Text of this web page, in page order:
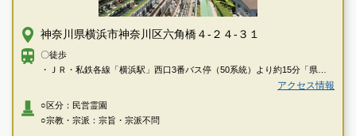
神奈川県横浜市神奈川区六角橋４-２４-３１
〇徒歩
・ＪＲ・私鉄各線「横浜駅」西口3番バス停（50系統）より約15分「県営
・東急東横線「反町駅」より徒歩で約17分
〇車
アクセス情報
○区分：民営霊園
○宗教・宗派：宗旨・宗派不問